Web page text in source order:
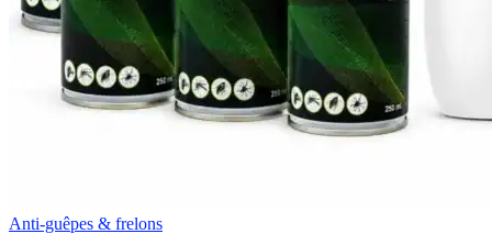
Anti-guêpes & frelons